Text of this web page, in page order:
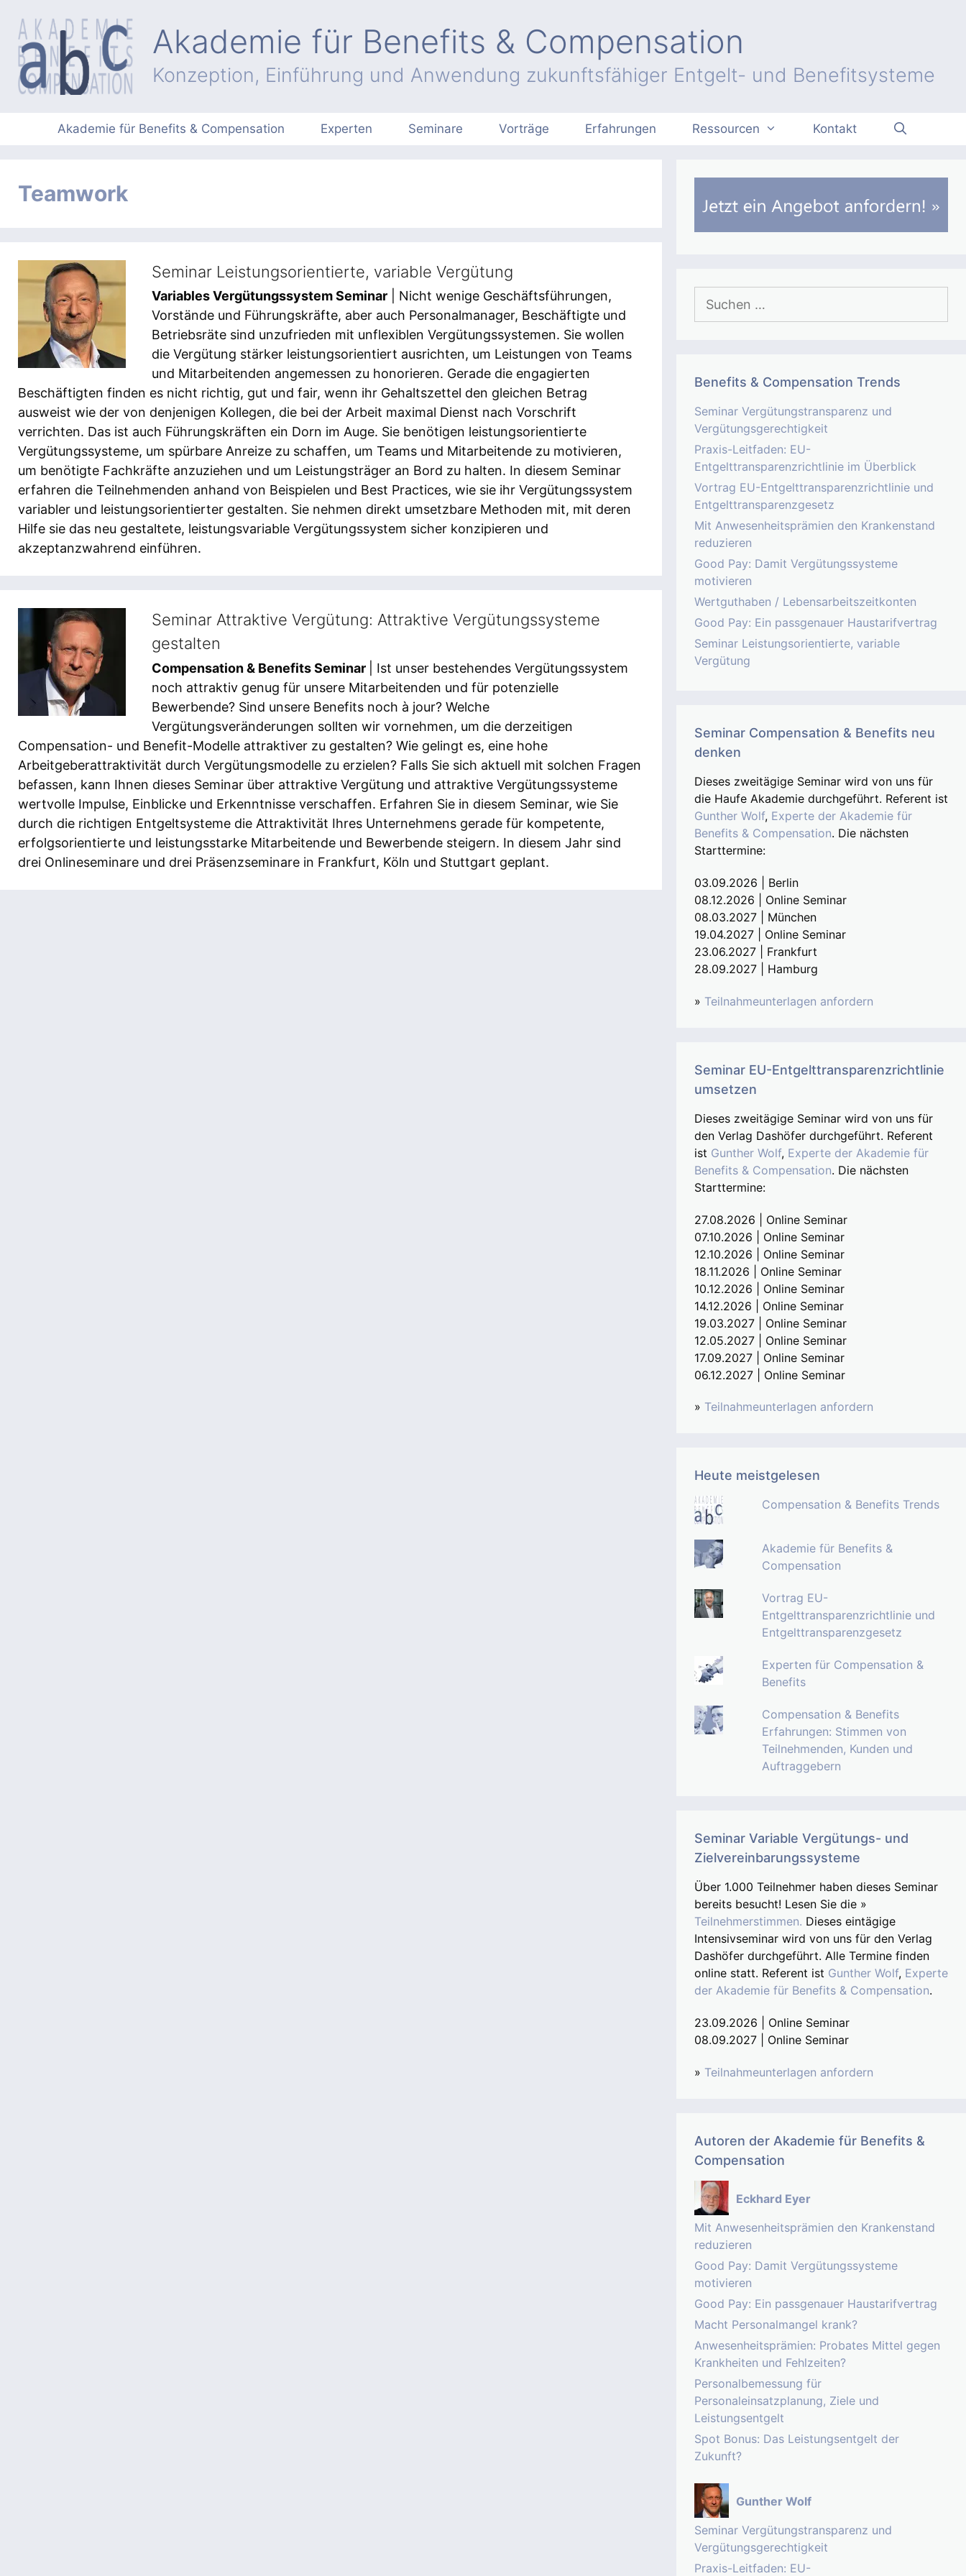
Inhalt
springen
Akademie für Benefits & Compensation
Konzeption, Einführung und Anwendung zukunftsfähiger Entgelt- und Benefitsysteme
Akademie für Benefits & Compensation Experten Seminare Vorträge Erfahrungen Ressourcen Kontakt
Teamwork
Seminar Leistungsorientierte, variable Vergütung
Variables Vergütungssystem Seminar | Nicht wenige Geschäftsführungen,
Vorstände und Führungskräfte, aber auch Personalmanager, Beschäftigte und
Betriebsräte sind unzufrieden mit unflexiblen Vergütungssystemen. Sie wollen
die Vergütung stärker leistungsorientiert ausrichten, um Leistungen von Teams
und Mitarbeitenden angemessen zu honorieren. Gerade die engagierten
Beschäftigten finden es nicht richtig, gut und fair, wenn ihr Gehaltszettel den gleichen Betrag
ausweist wie der von denjenigen Kollegen, die bei der Arbeit maximal Dienst nach Vorschrift
verrichten. Das ist auch Führungskräften ein Dorn im Auge. Sie benötigen leistungsorientierte
Vergütungssysteme, um spürbare Anreize zu schaffen, um Teams und Mitarbeitende zu motivieren,
um benötigte Fachkräfte anzuziehen und um Leistungsträger an Bord zu halten. In diesem Seminar
erfahren die Teilnehmenden anhand von Beispielen und Best Practices, wie sie ihr Vergütungssystem
variabler und leistungsorientierter gestalten. Sie nehmen direkt umsetzbare Methoden mit, mit deren
Hilfe sie das neu gestaltete, leistungsvariable Vergütungssystem sicher konzipieren und
akzeptanzwahrend einführen.
Seminar Attraktive Vergütung: Attraktive Vergütungssysteme
gestalten
Compensation & Benefits Seminar
| Ist unser bestehendes Vergütungssystem
noch attraktiv genug für unsere Mitarbeitenden und für potenzielle
Bewerbende? Sind unsere Benefits noch à jour? Welche
Vergütungsveränderungen sollten wir vornehmen, um die derzeitigen
Compensation- und Benefit-Modelle attraktiver zu gestalten? Wie gelingt es, eine hohe
Arbeitgeberattraktivität durch Vergütungsmodelle zu erzielen? Falls Sie sich aktuell mit solchen Fragen
befassen, kann Ihnen dieses Seminar über attraktive Vergütung und attraktive Vergütungssysteme
wertvolle Impulse, Einblicke und Erkenntnisse verschaffen. Erfahren Sie in diesem Seminar, wie Sie
durch die richtigen Entgeltsysteme die Attraktivität Ihres Unternehmens gerade für kompetente,
erfolgsorientierte und leistungsstarke Mitarbeitende und Bewerbende steigern. In diesem Jahr sind
drei Onlineseminare und drei Präsenzseminare in Frankfurt, Köln und Stuttgart geplant.
nach:
Benefits & Compensation Trends
Seminar Vergütungstransparenz und
Vergütungsgerechtigkeit
Praxis-Leitfaden: EU-
Entgelttransparenzrichtlinie im Überblick
Vortrag EU-Entgelttransparenzrichtlinie und
Entgelttransparenzgesetz
Mit Anwesenheitsprämien den Krankenstand
reduzieren
Good Pay: Damit Vergütungssysteme
motivieren
Wertguthaben / Lebensarbeitszeitkonten
Good Pay: Ein passgenauer Haustarifvertrag
Seminar Leistungsorientierte, variable
Vergütung
Seminar Compensation & Benefits neu
denken
Dieses zweitägige Seminar wird von uns für
die Haufe Akademie durchgeführt. Referent ist
Gunther Wolf, Experte der Akademie für
Benefits & Compensation. Die nächsten
Starttermine:
03.09.2026 | Berlin
08.12.2026 | Online Seminar
08.03.2027 | München
19.04.2027 | Online Seminar
23.06.2027 | Frankfurt
28.09.2027 | Hamburg
» Teilnahmeunterlagen anfordern
Seminar EU-Entgelttransparenzrichtlinie
umsetzen
Dieses zweitägige Seminar wird von uns für
den Verlag Dashöfer durchgeführt. Referent
ist Gunther Wolf, Experte der Akademie für
Benefits & Compensation. Die nächsten
Starttermine:
27.08.2026 | Online Seminar
07.10.2026 | Online Seminar
12.10.2026 | Online Seminar
18.11.2026 | Online Seminar
10.12.2026 | Online Seminar
14.12.2026 | Online Seminar
19.03.2027 | Online Seminar
12.05.2027 | Online Seminar
17.09.2027 | Online Seminar
06.12.2027 | Online Seminar
» Teilnahmeunterlagen anfordern
Heute meistgelesen
Compensation & Benefits Trends
Akademie für Benefits &
Compensation
Vortrag EU-
Entgelttransparenzrichtlinie und
Entgelttransparenzgesetz
Experten für Compensation &
Benefits
Compensation & Benefits
Erfahrungen: Stimmen von
Teilnehmenden, Kunden und
Auftraggebern
Seminar Variable Vergütungs- und
Zielvereinbarungssysteme
Über 1.000 Teilnehmer haben dieses Seminar
bereits besucht! Lesen Sie die »
Teilnehmerstimmen. Dieses eintägige
Intensivseminar wird von uns für den Verlag
Dashöfer durchgeführt. Alle Termine finden
online statt. Referent ist Gunther Wolf, Experte
der Akademie für Benefits & Compensation.
23.09.2026 | Online Seminar
08.09.2027 | Online Seminar
» Teilnahmeunterlagen anfordern
Autoren der Akademie für Benefits &
Compensation
Eckhard Eyer
Mit Anwesenheitsprämien den Krankenstand
reduzieren
Good Pay: Damit Vergütungssysteme
motivieren
Good Pay: Ein passgenauer Haustarifvertrag
Macht Personalmangel krank?
Anwesenheitsprämien: Probates Mittel gegen
Krankheiten und Fehlzeiten?
Personalbemessung für
Personaleinsatzplanung, Ziele und
Leistungsentgelt
Spot Bonus: Das Leistungsentgelt der
Zukunft?
Gunther Wolf
Seminar Vergütungstransparenz und
Vergütungsgerechtigkeit
Praxis-Leitfaden: EU-